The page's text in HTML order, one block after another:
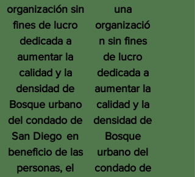
organización sin
fines de lucro
dedicada a
aumentar la
calidad y la
densidad de
Bosque urbano
del condado de
San Diego en
beneficio de las
personas, el
una
organizació
n sin fines
de lucro
dedicada a
aumentar la
calidad y la
densidad de
Bosque
urbano del
condado de